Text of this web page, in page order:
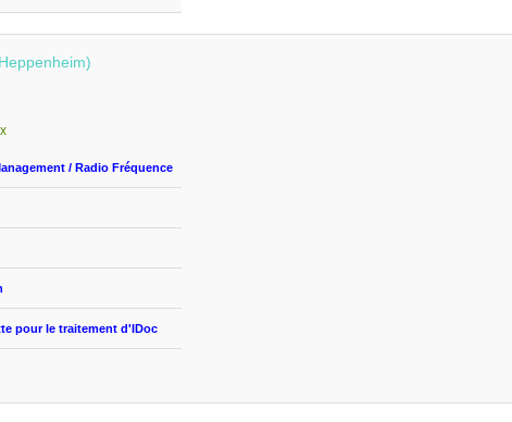
/ Radio Fréquence
pour le traitement d'IDoc